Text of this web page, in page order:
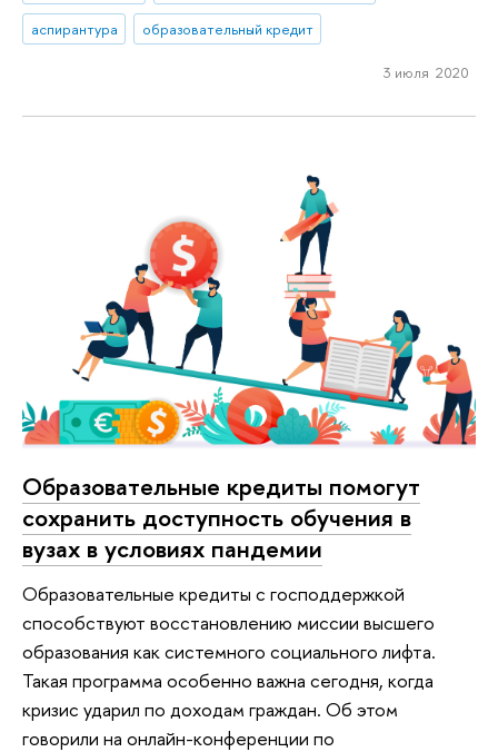
аспирантура
образовательный кредит
3 июля 2020
Образовательные кредиты помогут
сохранить доступность обучения в
вузах в условиях пандемии
Образовательные кредиты с господдержкой
способствуют восстановлению миссии высшего
образования как системного социального лифта.
Такая программа особенно важна сегодня, когда
кризис ударил по доходам граждан. Об этом
говорили на онлайн-конференции по